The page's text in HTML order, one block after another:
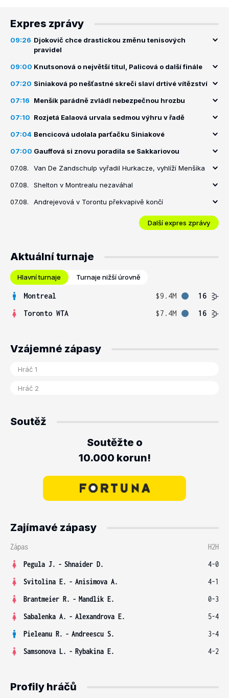
Expres zprávy
09:26 Djokovič chce drastickou změnu tenisových
pravidel
09:00 Knutsonová o největší titul, Palicová o další finále
07:20 Siniaková po nešťastné skreči slaví drtivé vítězství
07:16 Menšík parádně zvládl nebezpečnou hrozbu
07:10 Rozjetá Ealaová urvala sedmou výhru v řadě
07:04 Bencicová udolala parťačku Siniakové
07:00 Gauffová si znovu poradila se Sakkariovou
07.08. Van De Zandschulp vyřadil Hurkacze, vyhlíží Menšíka
07.08. Shelton v Montrealu nezaváhal
07.08. Andrejevová v Torontu překvapivě končí
Další expres zprávy
Aktuální turnaje
Hlavní turnaje Turnaje nižší úrovně
Montreal $9.4M
16
Toronto WTA
$7.4M 16
Vzájemné zápasy
Soutěž
Soutěžte o
10.000 korun!
Zajímavé zápasy
Zápas
H2H
Pegula J. - Shnaider D.
4-0
Svitolina E. - Anisimova A.
4-1
Brantmeier R. - Mandlik E.
0-3
Sabalenka A. - Alexandrova E.
5-4
Pieleanu R. - Andreescu S.
3-4
Samsonova L. - Rybakina E. 4-2
Profily hráčů